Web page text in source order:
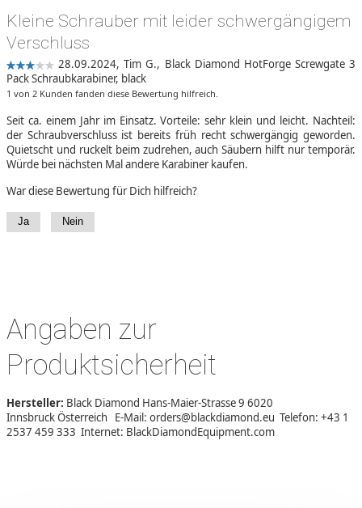
Kleine Schrauber mit leider schwergängigem
Verschluss
28.09.2024,Tim G., Black Diamond HotForge Screwgate 3
Pack Schraubkarabiner, black
1 von 2 Kunden fanden diese Bewertung hilfreich.
Seit ca. einem Jahr im Einsatz. Vorteile: sehr klein und leicht. Nachteil:
der Schraubverschluss ist bereits früh recht schwergängig geworden.
Quietscht und ruckelt beim zudrehen, auch Säubern hilft nur temporär.
Würde bei nächsten Mal andere Karabiner kaufen.
War diese Bewertung für Dich hilfreich?
Ja Nein
Angaben zur
Produktsicherheit
Hersteller: Black Diamond Hans-Maier-Strasse 9 6020
Innsbruck Österreich E-Mail: orders@blackdiamond.eu Telefon: +43 1
2537 459 333 Internet: BlackDiamondEquipment.com